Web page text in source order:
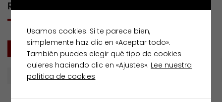
RU MAR CANTABRICO
VENTA
Precio (mayor a menor)
Usamos cookies. Si te parece bien,
simplemente haz clic en «Aceptar todo».
También puedes elegir qué tipo de cookies
quieres haciendo clic en «Ajustes». Lee nuestra
política de cookies